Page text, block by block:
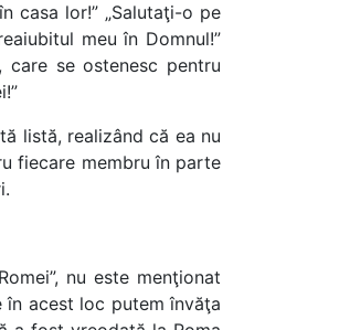
casa lor!” „Salutaţi-o pe
meu în Domnul!”
care se ostenesc pentru
listă, realizând că ea nu
fiecare membru în parte
nu este menţionat
în acest loc putem învăţa